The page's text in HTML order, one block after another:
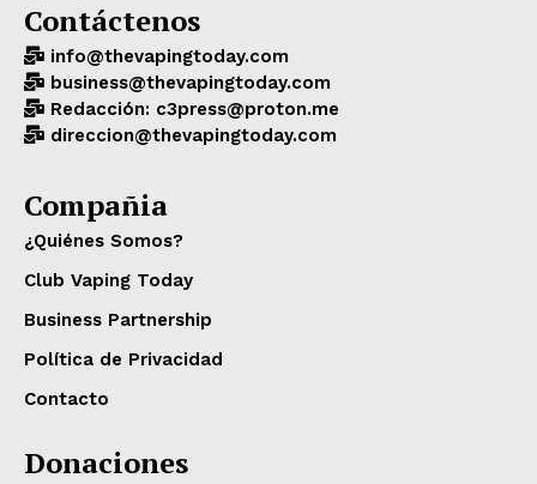
Contáctenos
info@thevapingtoday.com
business@thevapingtoday.com
Redacción: c3press@proton.me
direccion@thevapingtoday.com
Compañia
¿Quiénes Somos?
Club Vaping Today
Business Partnership
Política de Privacidad
Contacto
Donaciones